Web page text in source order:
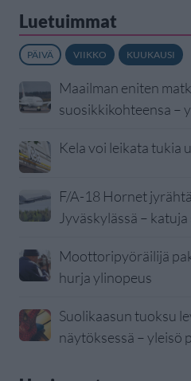
Luetuimmat
PÄIVÄ VIIKKO KUUKAUSI
Maailman eniten
suosikkikohteensa –
Kela voi leikata tukia
F/A-18 Hornet
Jyväskylässä –
Moottoripyöräilijä
hurja ylinopeus
Suolikaasun tuoksu
näytöksessä – yleisö